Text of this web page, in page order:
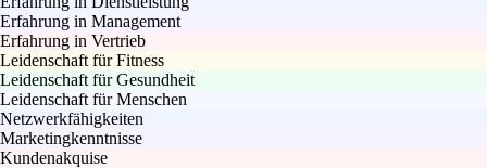
Erfahrung in Management
Erfahrung in Vertrieb
Leidenschaft für Fitness
Leidenschaft für Gesundheit
Leidenschaft für Menschen
Netzwerkfähigkeiten
Marketingkenntnisse
Kundenakquise